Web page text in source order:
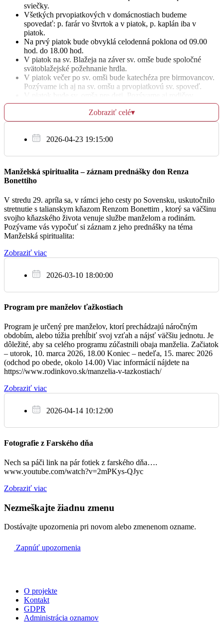
18:00
† Jozef a Mária Zelenčíkovci, rodičia z oboch strán,
brat Ondrej a Štefan; † Dušan Konôpka (pohrebná)
Pi
3.2.
† Ján Výboch, manželka, syn Pavel, vnuk Jaroslav
a pomoc Božiu pre Pavla; † Pomoc Božiu dcérke
18:00
† Veronika Ťuťurisová, Emília, Slavko Valica a živá
So
18:00
† Ľubomír Mokoš (30. deň); † Ferdinand Jandušík
(pohrebná)
† Emília Pálková, Jozef Pálka, syn Jozef a živá
09:00
Aby sme vedeli byť Kristovým kvasom (priamy
prenos)
10:30
† Pavel a Anna Jombíkovci a dcéra Emília
Jombíková
sviečky.
Všetkých prvopiatkových v domácnostiach budeme
spovedať: p. farár vo štvrtok a v piatok, p. kaplán iba v
piatok.
Na prvý piatok bude obvyklá celodenná poklona od 09.00
hod. do 18.00 hod.
V piatok na sv. Blažeja na záver sv. omše bude spoločné
svätoblažejské požehnanie hrdla.
V piatok večer po sv. omši bude katechéza pre birmovancov.
Pozývame ich aj na sv. omšu a prvopiatkovú sv. spoveď.
V piatok bude sv. omša pre deti. Pozývame aj rodičov.
Prvé sv. príjímanie bude v našej farnosti 28.05.2023 a sviatosť
birmovania 15.10.2023.
25. februára pozývame miništrantov aj otcov na Deň
https://rkfu.webnode.sk/
Zobraziť celé▾
2026-04-23 19:15:00
Manželská spiritualita – záznam prednášky don Renza
Bonettiho
V stredu 29. apríla sa, v rámci jeho cesty po Sovensku, uskutočnilo
stretnutie s talianskym kňazom Renzom Bonettim , ktorý sa väčšinu
svojho kňazského života venuje službe manželom a rodinám.
Pozývame vás vypočuť si záznam z jeho prednášky na téma
Manželská spiritualita:
Zobraziť viac
2026-03-10 18:00:00
Program pre manželov ťažkostiach
Program je určený pre manželov, ktorí prechádzajú náročným
obdobím, alebo túžia prehĺbiť svoj vzťah a nájsť väčšiu jednotu. Je
dôležité, aby sa celého programu zúčastnili obaja manželia. Začiatok
– utorok, 10. marca 2026, 18.00 Koniec – nedeľa, 15. marec 2026
(odchod po obede, okolo 14.00) Viac informácií nájdete na
https://www.rodinkovo.sk/manzelia-v-tazkostiach/
Zobraziť viac
2026-04-14 10:12:00
Fotografie z Farského dňa
Nech sa páči link na pár fotiek z farského dňa….
www.youtube.com/watch?v=2mPKys-QJyc
Zobraziť viac
Nezmeškajte žiadnu zmenu
Dostávajte upozornenia pri novom alebo zmenenom ozname.
Zapnúť upozornenia
O projekte
Kontakt
GDPR
Administrácia oznamov